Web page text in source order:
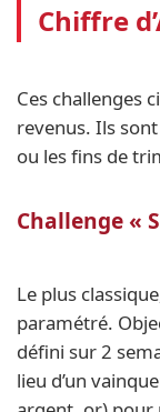
Chiffre
Ces challenges
revenus. Ils
ou les fins de
Challenge «
Le plus
paramétré.
défini sur 2
lieu d’un